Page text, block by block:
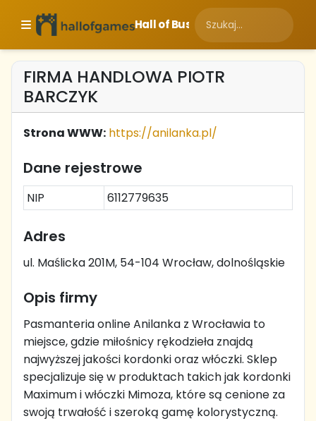
Hall of Business
FIRMA HANDLOWA PIOTR
BARCZYK
Strona WWW: https://anilanka.pl/
Dane rejestrowe
NIP 6112779635
Adres
ul. Maślicka 201M, 54-104 Wrocław, dolnośląskie
Opis firmy
Pasmanteria online Anilanka z Wrocławia to
miejsce, gdzie miłośnicy rękodzieła znajdą
najwyższej jakości kordonki oraz włóczki. Sklep
specjalizuje się w produktach takich jak kordonki
Maximum i włóczki Mimoza, które są cenione za
swoją trwałość i szeroką gamę kolorystyczną.